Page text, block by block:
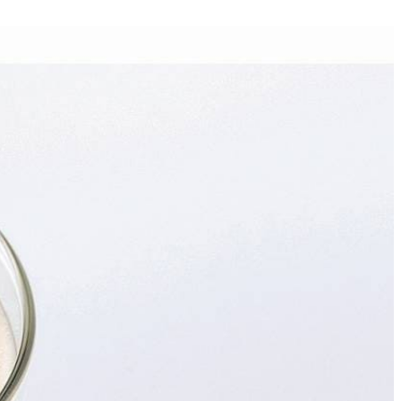
honing en het citroensap in de blender en mix 1 min. Schenk de